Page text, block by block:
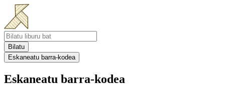
Bilatu
Eskaneatu barra-kodea
Eskaneatu barra-kodea